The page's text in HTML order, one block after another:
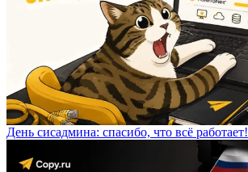
День сисадмина: спасибо, что всё работает!